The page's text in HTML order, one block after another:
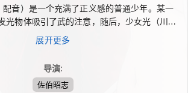
音）是一个充满了正义感的普通少年。某一
光物体吸引了武的注意，随后，少女光（川澄
之中破茧而出。光的存在给武带来了许多的快
一直都像一道阴影一样投射在两人的生活中。
本富士子 配音）相遇了，就这样，天真善良
忧无虑的时光。可是好景不长，原来，光是为
展开更多
导演:
佐伯昭志